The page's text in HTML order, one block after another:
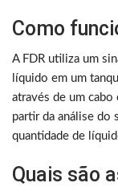
Como
A FDR utiliza um
líquido em um
através de um
partir da análise do
quantidade de
Quais são